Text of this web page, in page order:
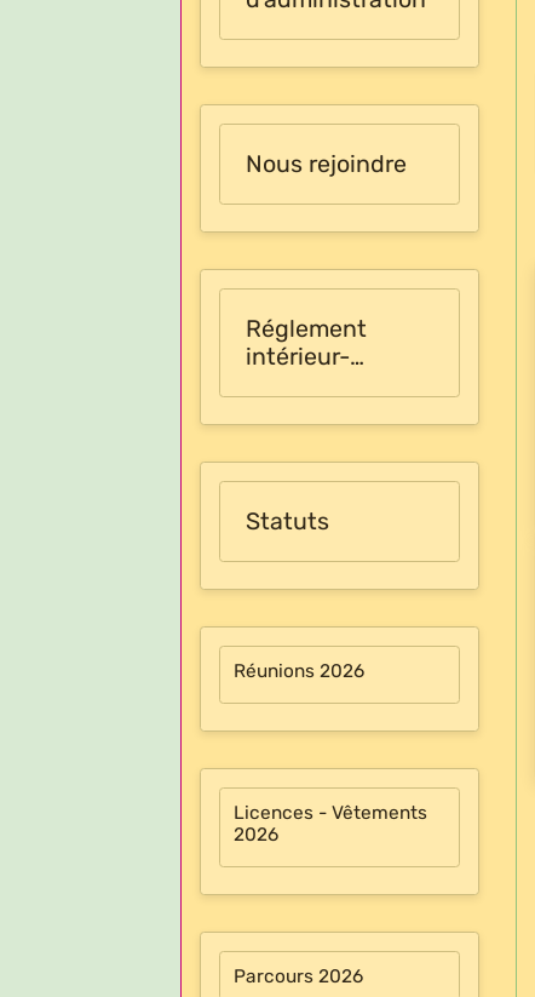
Nous rejoindre
Réglement
intérieur-
Statuts
Réunions 2026
Licences - Vêtements
2026
Parcours 2026